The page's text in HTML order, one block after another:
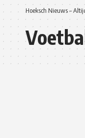
Hoeksch Nieuws –